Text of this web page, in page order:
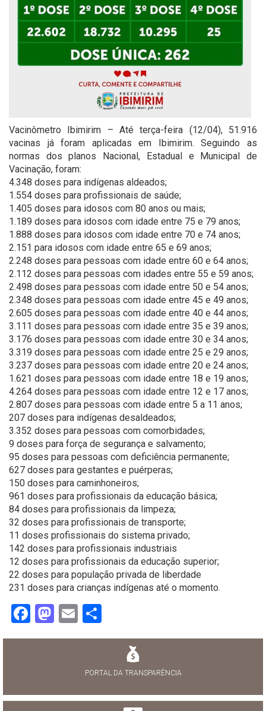
Vacinômetro Ibimirim – Até terça-feira (12/04), 51.916
vacinas já foram aplicadas em Ibimirim. Seguindo as
normas dos planos Nacional, Estadual e Municipal de
Vacinação, foram:
4.348 doses para indígenas aldeados;
1.554 doses para profissionais de saúde;
1.405 doses para idosos com 80 anos ou mais;
1.189 doses para idosos com idade entre 75 e 79 anos;
1.888 doses para idosos com idade entre 70 e 74 anos;
2.151 para idosos com idade entre 65 e 69 anos;
2.248 doses para pessoas com idade entre 60 e 64 anos;
2.112 doses para pessoas com idades entre 55 e 59 anos;
2.498 doses para pessoas com idade entre 50 e 54 anos;
2.348 doses para pessoas com idade entre 45 e 49 anos;
2.605 doses para pessoas com idade entre 40 e 44 anos;
3.111 doses para pessoas com idade entre 35 e 39 anos;
3.176 doses para pessoas com idade entre 30 e 34 anos;
3.319 doses para pessoas com idade entre 25 e 29 anos;
3.237 doses para pessoas com idade entre 20 e 24 anos;
1.621 doses para pessoas com idade entre 18 e 19 anos;
4.264 doses para pessoas com idade entre 12 e 17 anos;
2.807 doses para pessoas com idade entre 5 a 11 anos;
207 doses para indígenas desaldeados;
3.352 doses para pessoas com comorbidades;
9 doses para força de segurança e salvamento;
95 doses para pessoas com deficiência permanente;
627 doses para gestantes e puérperas;
150 doses para caminhoneiros;
961 doses para profissionais da educação básica;
84 doses para profissionais da limpeza;
32 doses para profissionais de transporte;
11 doses profissionais do sistema privado;
142 doses para profissionais industriais
12 doses para profissionais da educação superior;
22 doses para população privada de liberdade
231 doses para crianças indígenas até o momento.
Facebook
Mastodon
Email
PORTAL DA TRANSPARÊNCIA